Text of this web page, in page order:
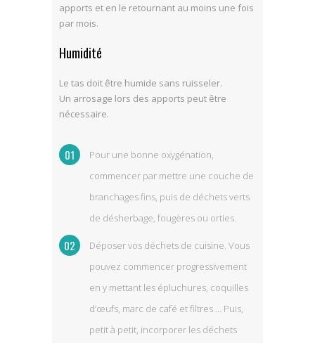
apports et en le retournant au moins une fois
par mois.
Humidité
Le tas doit être humide sans ruisseler.
Un arrosage lors des apports peut être
nécessaire.
Pour une bonne oxygénation,
commencer par mettre une couche de
branchages fins, puis de déchets verts
de désherbage, fougères ou orties.
Déposer vos déchets de cuisine. Vous
pouvez commencer progressivement
en y mettant les épluchures, coquilles
d’œufs, marc de café et filtres … Puis,
petit à petit, incorporer les déchets